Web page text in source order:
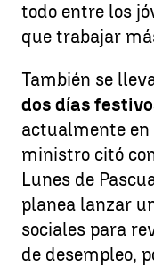
todo entre los
que trabajar
También se
dos días
actualmente
ministro citó
Lunes de
planea lanzar
sociales para
de desempleo,